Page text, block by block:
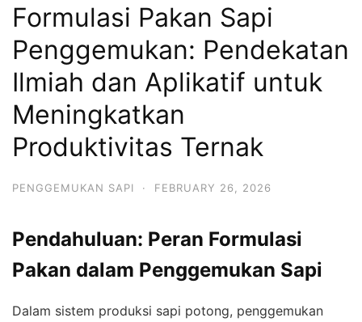
Formulasi Pakan Sapi
Penggemukan: Pendekatan
Ilmiah dan Aplikatif untuk
Meningkatkan
Produktivitas Ternak
PENGGEMUKAN SAPI · FEBRUARY 26, 2026
Pendahuluan: Peran Formulasi
Pakan dalam Penggemukan Sapi
Dalam sistem produksi sapi potong, penggemukan